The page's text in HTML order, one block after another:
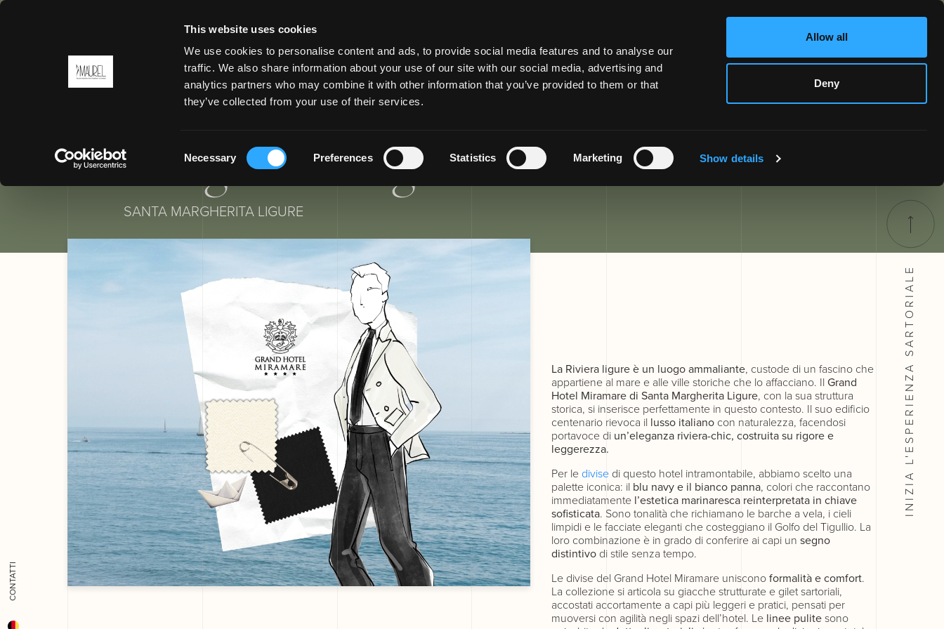
This website uses cookies
We use cookies to personalise content and ads, to provide social media features and to analyse our
traffic. We also share information about your use of our site with our social media, advertising and
analytics partners who may combine it with other information that you’ve provided to them or that
they’ve collected from your use of their services.
Selection
Necessary Preferences Statistics Marketing Show details
Allow all
Deny
CONTATTI
Grand Hotel Miramare - Santa
Margherita Ligure
SANTA MARGHERITA LIGURE
La Riviera ligure è un luogo ammaliante, custode di un fascino che
appartiene al mare e alle ville storiche che lo affacciano. IlGrand
Hotel Miramare di Santa Margherita Ligure, con la sua struttura
storica, si inserisce perfettamente in questo contesto. Il suo edificio
centenario rievoca il lusso italiano con naturalezza, facendosi
portavoce di un’eleganza riviera-chic, costruita su rigore e
leggerezza.
Per ledivise di questo hotel intramontabile, abbiamo scelto una
palette iconica: il blu navy e il bianco panna, colori che raccontano
immediatamente l’estetica marinaresca reinterpretata in chiave
sofisticata. Sono tonalità che richiamano le barche a vela, i cieli
limpidi e le facciate eleganti che costeggiano il Golfo del Tigullio. La
loro combinazione è in grado di conferire ai capi unsegno
distintivo di stile senza tempo.
Le divise del Grand Hotel Miramare unisconoformalità e comfort.
La collezione si articola su giacche strutturate e gilet sartoriali,
accostati accortamente a capi più leggeri e pratici, pensati per
muoversi con agilità negli spazi dell’hotel. Le linee pulitesono
INIZIA L'ESPERIENZA
SARTORIALE